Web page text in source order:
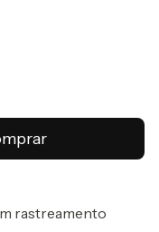
rastreamento